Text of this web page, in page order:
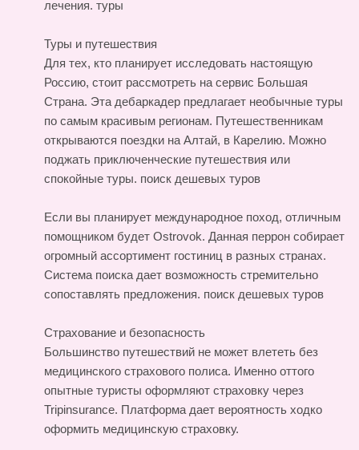
лечения. туры
Туры и путешествия
Для тех, кто планирует исследовать настоящую
Россию, стоит рассмотреть на сервис Большая
Страна. Эта дебаркадер предлагает необычные туры
по самым красивым регионам. Путешественникам
открываются поездки на Алтай, в Карелию. Можно
поджать приключенческие путешествия или
спокойные туры. поиск дешевых туров
Если вы планирует международное поход, отличным
помощником будет Ostrovok. Данная перрон собирает
огромный ассортимент гостиниц в разных странах.
Система поиска дает возможность стремительно
сопоставлять предложения. поиск дешевых туров
Страхование и безопасность
Большинство путешествий не может влететь без
медицинского страхового полиса. Именно оттого
опытные туристы оформляют страховку через
Tripinsurance. Платформа дает вероятность ходко
оформить медицинскую страховку.